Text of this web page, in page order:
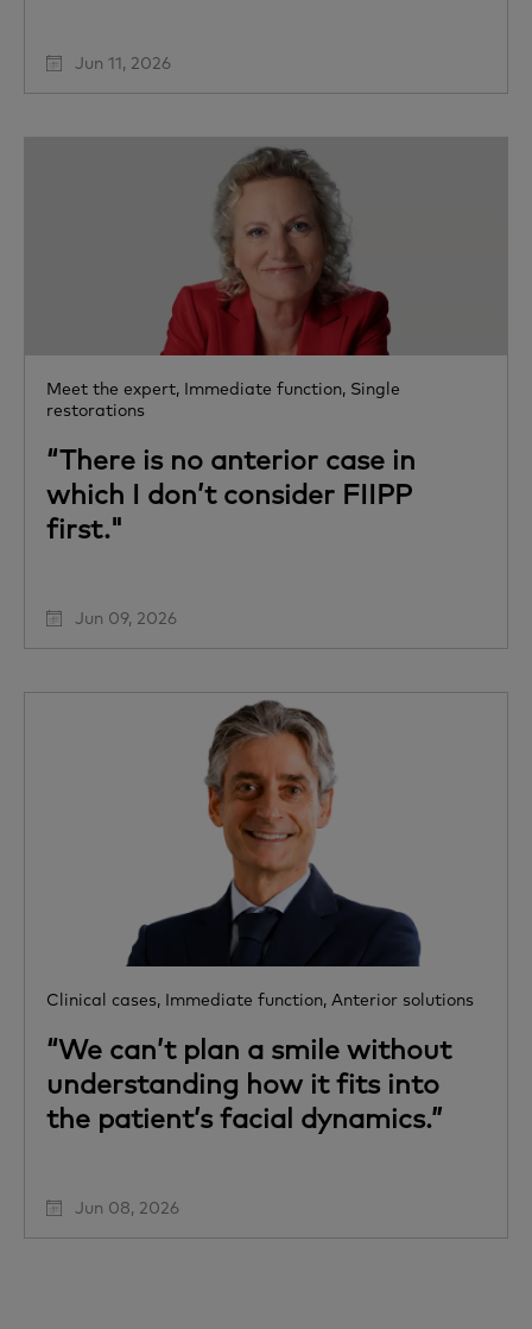
Jun 11, 2026
Meet the expert, Immediate function, Single
restorations
“There is no anterior case in
which I don’t consider FIIPP
first."
Jun 09, 2026
Clinical cases, Immediate function, Anterior solutions
“We can’t plan a smile without
understanding how it fits into
the patient’s facial dynamics.”
Jun 08, 2026